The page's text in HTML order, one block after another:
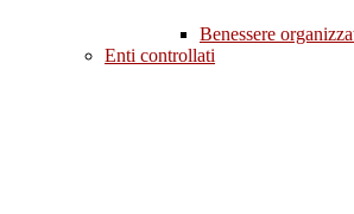
Benessere
Enti controllati